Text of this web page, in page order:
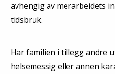
avhengig av merarbeidets
tidsbruk.
Har familien i tillegg andre
helsemessig eller annen